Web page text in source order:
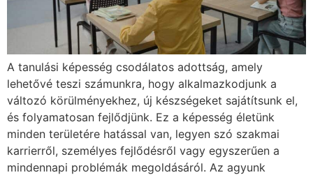
A tanulási képesség csodálatos adottság, amely
lehetővé teszi számunkra, hogy alkalmazkodjunk a
változó körülményekhez, új készségeket sajátítsunk el,
és folyamatosan fejlődjünk. Ez a képesség életünk
minden területére hatással van, legyen szó szakmai
karrierről, személyes fejlődésről vagy egyszerűen a
mindennapi problémák megoldásáról. Az agyunk